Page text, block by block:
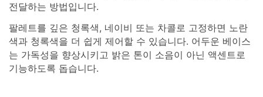
전달하는 방법입니다.
팔레트를 깊은 청록색, 네이비 또는 차콜로 고정하면 노란
색과 청록색을 더 쉽게 제어할 수 있습니다. 어두운 베이스
는 가독성을 향상시키고 밝은 톤이 소음이 아닌 액센트로
기능하도록 돕습니다.